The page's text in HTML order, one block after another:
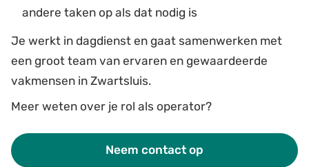
andere taken op als dat nodig is
Je werkt in dagdienst en gaat samenwerken met
een groot team van ervaren en gewaardeerde
vakmensen in Zwartsluis.
Meer weten over je rol als operator?
Neem contact op